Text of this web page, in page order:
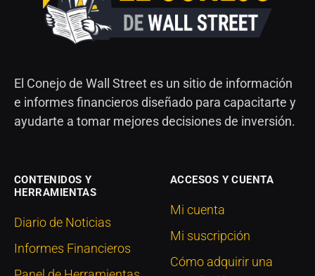
El Conejo de Wall Street es un sitio de información
e informes financieros diseñado para capacitarte y
ayudarte a tomar mejores decisiones de inversión.
CONTENIDOS Y
HERRAMIENTAS
Diario de Noticias
Informes Financieros
ACCESOS Y CUENTA
Mi cuenta
Mi suscripción
Cómo adquirir una